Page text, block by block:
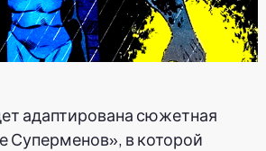
адаптирована сюжетная
Суперменов», в которой